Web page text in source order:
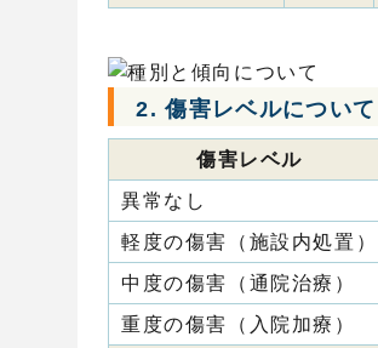
2. 傷害レベルについて
傷害レベル
異常なし
軽度の傷害（施設内処置）
中度の傷害（通院治療）
重度の傷害（入院加療）